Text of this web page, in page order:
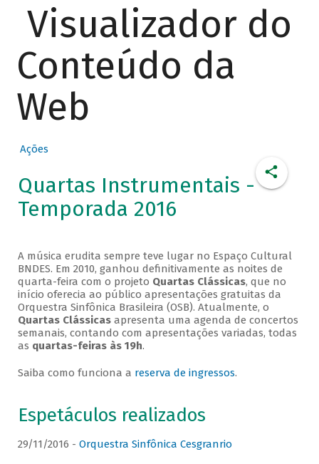
Visualizador do
Conteúdo da
Web
Ações
Quartas Instrumentais -
Temporada 2016
A música erudita sempre teve lugar no Espaço Cultural
BNDES. Em 2010, ganhou definitivamente as noites de
quarta-feira com o projeto Quartas Clássicas, que no
início oferecia ao público apresentações gratuitas da
Orquestra Sinfônica Brasileira (OSB). Atualmente, o
Quartas Clássicasapresenta uma agenda de concertos
semanais, contando com apresentações variadas, todas
as quartas-feiras às 19h.
Saiba como funciona a reserva de ingressos.
Espetáculos realizados
29/11/2016 - Orquestra Sinfônica Cesgranrio